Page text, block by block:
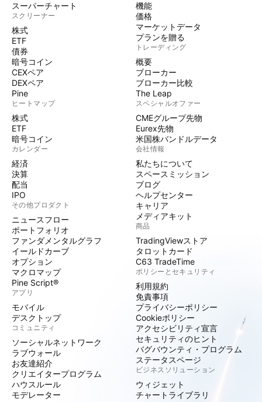
スーパーチャート
スクリーナー
株式
ETF
債券
暗号コイン
CEXペア
DEXペア
Pine
ヒートマップ
株式
ETF
暗号コイン
カレンダー
経済
決算
配当
IPO
その他プロダクト
ニュースフロー
ポートフォリオ
ファンダメンタルグラフ
イールドカーブ
オプション
マクロマップ
Pine Script®
アプリ
モバイル
デスクトップ
コミュニティ
ソーシャルネットワーク
ラブウォール
お友達紹介
クリエイタープログラム
ハウスルール
モデレーター
機能
価格
マーケットデータ
プランを贈る
トレーディング
概要
ブローカー
ブローカー比較
The Leap
スペシャルオファー
CMEグループ先物
Eurex先物
米国株バンドルデータ
会社情報
私たちについて
スペースミッション
ブログ
ヘルプセンター
キャリア
メディアキット
商品
TradingViewストア
タロットカード
C63 TradeTime
ポリシーとセキュリティ
利用規約
免責事項
プライバシーポリシー
Cookieポリシー
アクセシビリティ宣言
セキュリティのヒント
バグバウンティ・プログラム
ステータスページ
ビジネスソリューション
ウィジェット
チャートライブラリ